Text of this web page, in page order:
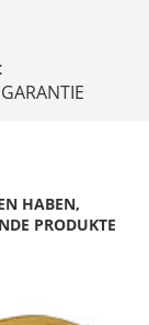
HABEN,
PRODUKTE